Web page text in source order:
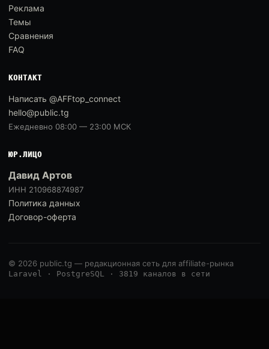
Реклама
Темы
Сравнения
FAQ
КОНТАКТ
Написать @AFFtop_connect
hello@public.tg
Ежедневно 08:00 — 23:00 МСК
ЮР.ЛИЦО
Давид Артов
ИНН 210968874987
Политика данных
Договор-оферта
© 2026 public.tg — редакционная сеть для affiliate-рынка
Laravel · PostgreSQL · 3819 каналов в сети